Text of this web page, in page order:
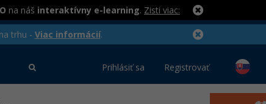
na náš interaktívny e-learning. Zisti viac:
trhu - Viac informácií.
Prihlásiť sa Registrovať